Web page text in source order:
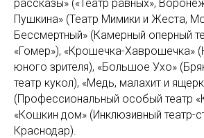
рассказы» («Театр равных»,
Пушкина» (Театр Мимики и Жеста,
Бессмертный» (Камерный оперный
«Гомер»), «Крошечка-Хаврошечка»
юного зрителя), «Большое Ухо»
театр кукол), «Медь, малахит и
(Профессиональный особый театр
«Кошкин дом» (Инклюзивный театр-
Краснодар).